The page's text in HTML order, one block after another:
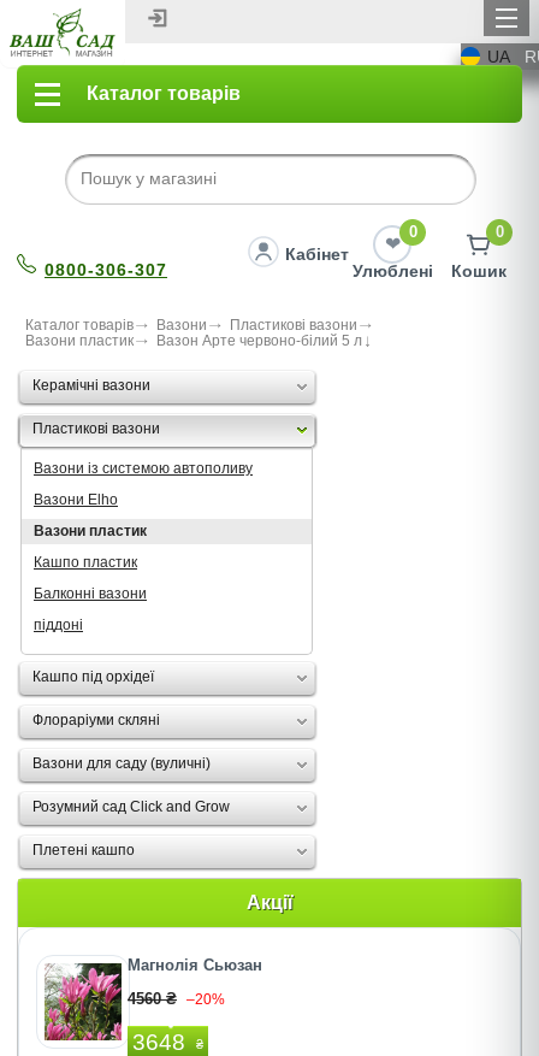
UA
Каталог товарів
0800-306-307
Кабінет
0
Улюблені
0
Кошик
Каталог товарів Вазони
Пластикові вазони
Вазони пластик
Вазон Арте червоно-білий 5 л
Керамічні вазони
Пластикові вазони
Вазони із системою автополиву
Вазони Elho
Вазони пластик
Кашпо пластик
Балконні вазони
піддоні
Кашпо під орхідеї
Флораріуми скляні
Вазони для саду (вуличні)
Розумний сад Click and Grow
Плетені кашпо
Акції
Магнолія Сьюзан
4560 ₴ –20%
3648 ₴